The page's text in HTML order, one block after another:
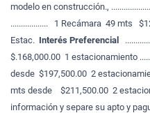
modelo en construcción.,
.................. 1 Recámara 49 mts
Estac. Interés Preferencial
$.168,000.00 1 estacionamiento
desde $197,500.00 2
mts desde $211,500.00 2
información y separe su apto y